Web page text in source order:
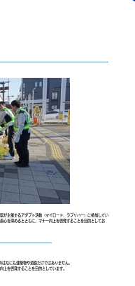
が主催するアダプト活動（マイロード、ラブリバー）に参加してい
心を深めるとともに、マナー向上を啓発することを目的としてお
なにも建築物や道路だけではありません。
上を啓発することを目的としています。